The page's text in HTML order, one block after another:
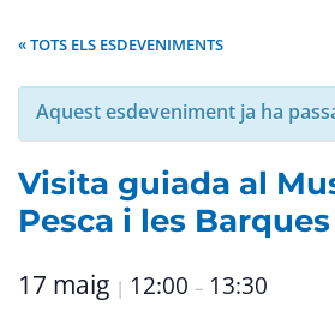
« TOTS ELS ESDEVENIMENTS
Aquest esdeveniment ja ha
Visita guiada al
Pesca i les
17 maig | 12:00 – 13:30